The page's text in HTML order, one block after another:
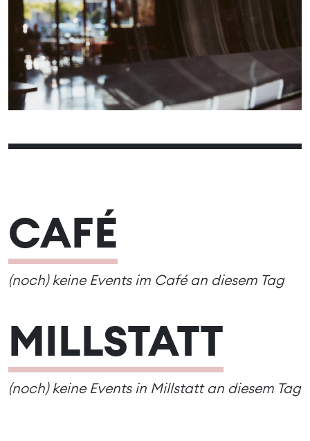
01 02
03
04
05 06 07 08 09
10
11
12 13 15 16
17
18
19 20 21 22 23
24
CAFÉ
(noch) keine Events im Café an diesem Tag
MILLSTATT
(noch) keine Events in Millstatt an diesem Tag